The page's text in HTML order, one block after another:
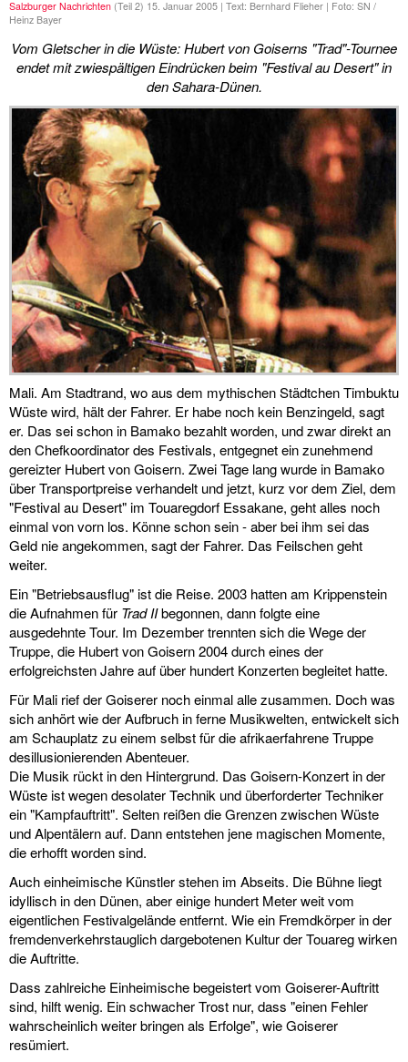
Salzburger Nachrichten (Teil 2) 15. Januar 2005 | Text: Bernhard Flieher | Foto: SN /
Heinz Bayer
Vom Gletscher in die Wüste: Hubert von Goiserns "Trad"-Tournee
endet mit zwiespältigen Eindrücken beim "Festival au Desert" in
den Sahara-Dünen.
Mali. Am Stadtrand, wo aus dem mythischen Städtchen Timbuktu
Wüste wird, hält der Fahrer. Er habe noch kein Benzingeld, sagt
er. Das sei schon in Bamako bezahlt worden, und zwar direkt an
den Chefkoordinator des Festivals, entgegnet ein zunehmend
gereizter Hubert von Goisern. Zwei Tage lang wurde in Bamako
über Transportpreise verhandelt und jetzt, kurz vor dem Ziel, dem
"Festival au Desert" im Touaregdorf Essakane, geht alles noch
einmal von vorn los. Könne schon sein - aber bei ihm sei das
Geld nie angekommen, sagt der Fahrer. Das Feilschen geht
weiter.
Ein "Betriebsausflug" ist die Reise. 2003 hatten am Krippenstein
die Aufnahmen für Trad IIbegonnen, dann folgte eine
ausgedehnte Tour. Im Dezember trennten sich die Wege der
Truppe, die Hubert von Goisern 2004 durch eines der
erfolgreichsten Jahre auf über hundert Konzerten begleitet hatte.
Für Mali rief der Goiserer noch einmal alle zusammen. Doch was
sich anhört wie der Aufbruch in ferne Musikwelten, entwickelt sich
am Schauplatz zu einem selbst für die afrikaerfahrene Truppe
desillusionierenden Abenteuer.
Die Musik rückt in den Hintergrund. Das Goisern-Konzert in der
Wüste ist wegen desolater Technik und überforderter Techniker
ein "Kampfauftritt". Selten reißen die Grenzen zwischen Wüste
und Alpentälern auf. Dann entstehen jene magischen Momente,
die erhofft worden sind.
Auch einheimische Künstler stehen im Abseits. Die Bühne liegt
idyllisch in den Dünen, aber einige hundert Meter weit vom
eigentlichen Festivalgelände entfernt. Wie ein Fremdkörper in der
fremdenverkehrstauglich dargebotenen Kultur der Touareg wirken
die Auftritte.
Dass zahlreiche Einheimische begeistert vom Goiserer-Auftritt
sind, hilft wenig. Ein schwacher Trost nur, dass "einen Fehler
wahrscheinlich weiter bringen als Erfolge", wie Goiserer
resümiert.